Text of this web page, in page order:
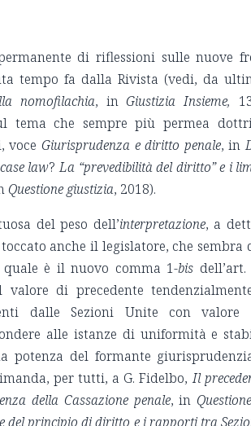
di riflessioni sulle nuove
tempo fa dalla Rivista (vedi, da
nomofilachia, inGiustizia Insieme,
tema che sempre più permea
voce Giurisprudenza e diritto penale, in
case law?La “prevedibilità del diritto” e i
Questione giustizia, 2018).
del peso dell’interpretazione, a
anche il legislatore, che sembra
è il nuovo comma 1-bis
di precedente
dalle Sezioni Unite con valore
alle istanze di uniformità e
potenza del formante
per tutti, a G. Fidelbo,Il
della Cassazione penale, in
del principio di diritto e i rapporti tra